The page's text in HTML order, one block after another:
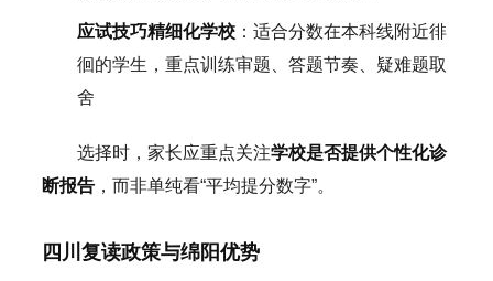
应试技巧精细化学校：适合分数在本科线附近徘
徊的学生，重点训练审题、答题节奏、疑难题取
舍
选择时，家长应重点关注学校是否提供个性化诊
断报告，而非单纯看“平均提分数字”。
四川复读政策与绵阳优势